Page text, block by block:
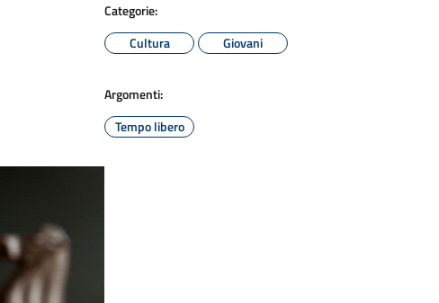
Categorie:
Cultura
Giovani
Argomenti:
Tempo libero